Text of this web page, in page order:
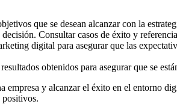
que se desean alcanzar con la
Consultar casos de éxito y
digital para asegurar que las
obtenidos para asegurar que se
y alcanzar el éxito en el entorno
positivos.